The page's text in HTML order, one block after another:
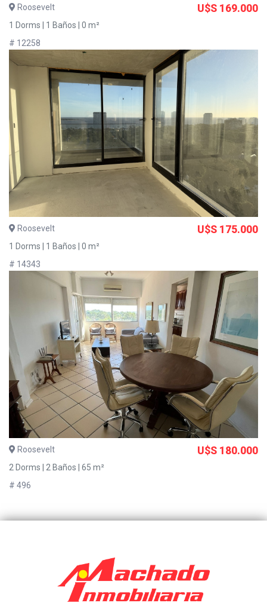
Roosevelt U$S 169.000
1 Dorms | 1 Baños | 0 m²
# 12258
Roosevelt U$S 175.000
1 Dorms | 1 Baños | 0 m²
# 14343
Roosevelt U$S 180.000
2 Dorms | 2 Baños | 65 m²
# 496